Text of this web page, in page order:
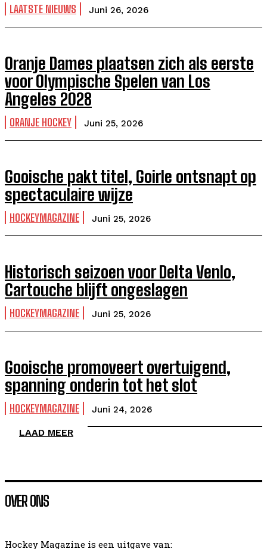
LAATSTE NIEUWS Juni 26, 2026
Oranje Dames plaatsen zich als eerste
voor Olympische Spelen van Los
Angeles 2028
ORANJE HOCKEY Juni 25, 2026
Gooische pakt titel, Goirle ontsnapt op
spectaculaire wijze
HOCKEYMAGAZINE Juni 25, 2026
Historisch seizoen voor Delta Venlo,
Cartouche blijft ongeslagen
HOCKEYMAGAZINE Juni 25, 2026
Gooische promoveert overtuigend,
spanning onderin tot het slot
HOCKEYMAGAZINE Juni 24, 2026
LAAD MEER
OVER ONS
Hockey Magazine is een uitgave van: